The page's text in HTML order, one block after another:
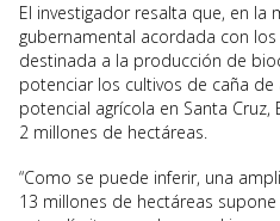
El investigador resalta que, en la
gubernamental acordada con
destinada a la producción de
potenciar los cultivos de caña de
potencial agrícola en Santa Cruz,
2 millones de hectáreas.
“Como se puede inferir, una
13 millones de hectáreas